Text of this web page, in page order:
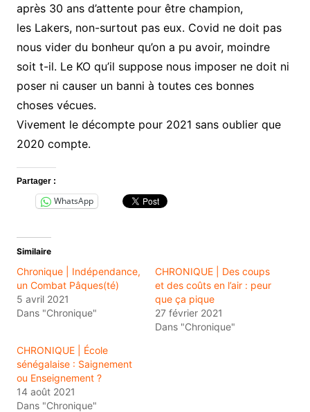
après 30 ans d’attente pour être champion,
les Lakers, non-surtout pas eux. Covid ne doit pas
nous vider du bonheur qu’on a pu avoir, moindre
soit t-il. Le KO qu’il suppose nous imposer ne doit ni
poser ni causer un banni à toutes ces bonnes
choses vécues.
Vivement le décompte pour 2021 sans oublier que
2020 compte.
Partager :
WhatsApp
Similaire
Chronique | Indépendance,
un Combat Pâques(té)
5 avril 2021
Dans "Chronique"
CHRONIQUE | Des coups
et des coûts en l’air : peur
que ça pique
27 février 2021
Dans "Chronique"
CHRONIQUE | École
sénégalaise : Saignement
ou Enseignement ?
14 août 2021
Dans "Chronique"